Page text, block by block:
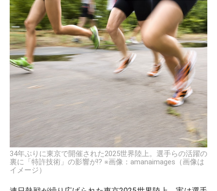
34年ぶりに東京で開催された2025世界陸上。選手らの活躍の
裏に「特許技術」の影響が!? ※画像：amanaimages（画像は
イメージ）